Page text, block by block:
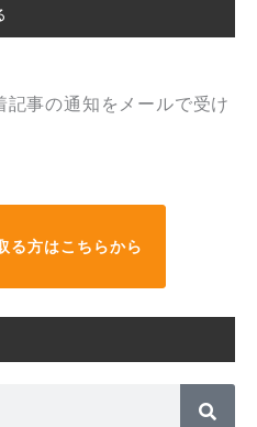
事の通知をメールで受け
る方はこちらから